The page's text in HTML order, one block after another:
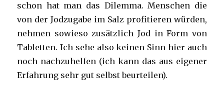
schon hat man das Dilemma. Menschen die
von der Jodzugabe im Salz profitieren würden,
nehmen sowieso zusätzlich Jod in Form von
Tabletten. Ich sehe also keinen Sinn hier auch
noch nachzuhelfen (ich kann das aus eigener
Erfahrung sehr gut selbst beurteilen).